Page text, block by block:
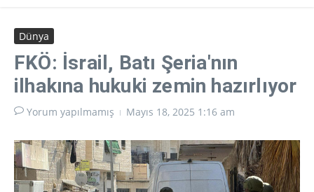
Dünya
FKÖ: İsrail, Batı Şeria'nın
ilhakına hukuki zemin hazırlıyor
Yorum yapılmamış Mayıs 18, 2025 1:16 am